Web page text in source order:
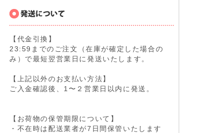
【代金引換】
23:59までのご注文（在庫が確定した場合の
み）で最短翌営業日に発送いたします。
【上記以外のお支払い方法】
ご入金確認後、1〜２営業日以内に発送。
【お荷物の保管期限について】
・不在時は配送業者が7日間保管いたします